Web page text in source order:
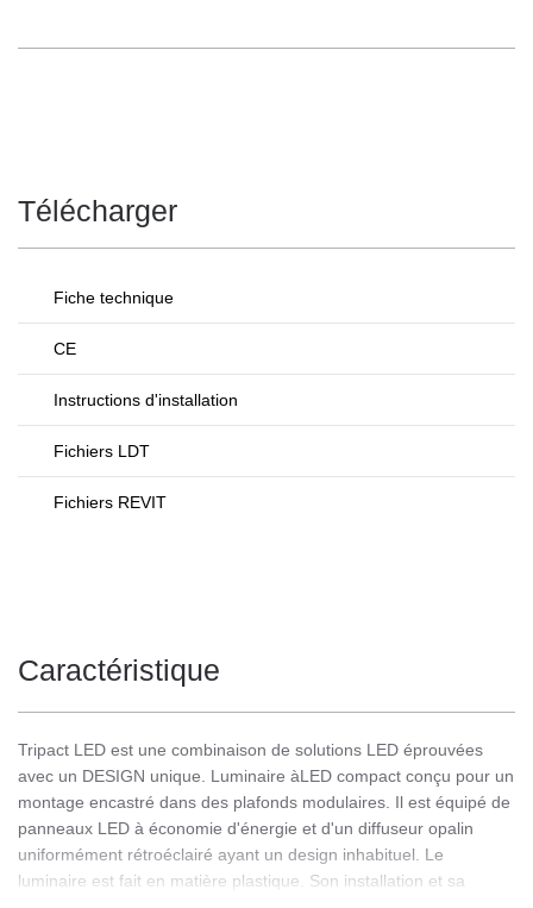
Télécharger
Fiche technique
CE
Instructions d'installation
Fichiers LDT
Fichiers REVIT
Caractéristique
Tripact LED est une combinaison de solutions LED éprouvées
avec un DESIGN unique. Luminaire àLED compact conçu pour un
montage encastré dans des plafonds modulaires. Il est équipé de
panneaux LED à économie d'énergie et d'un diffuseur opalin
uniformément rétroéclairé ayant un design inhabituel. Le
luminaire est fait en matière plastique. Son installation et sa